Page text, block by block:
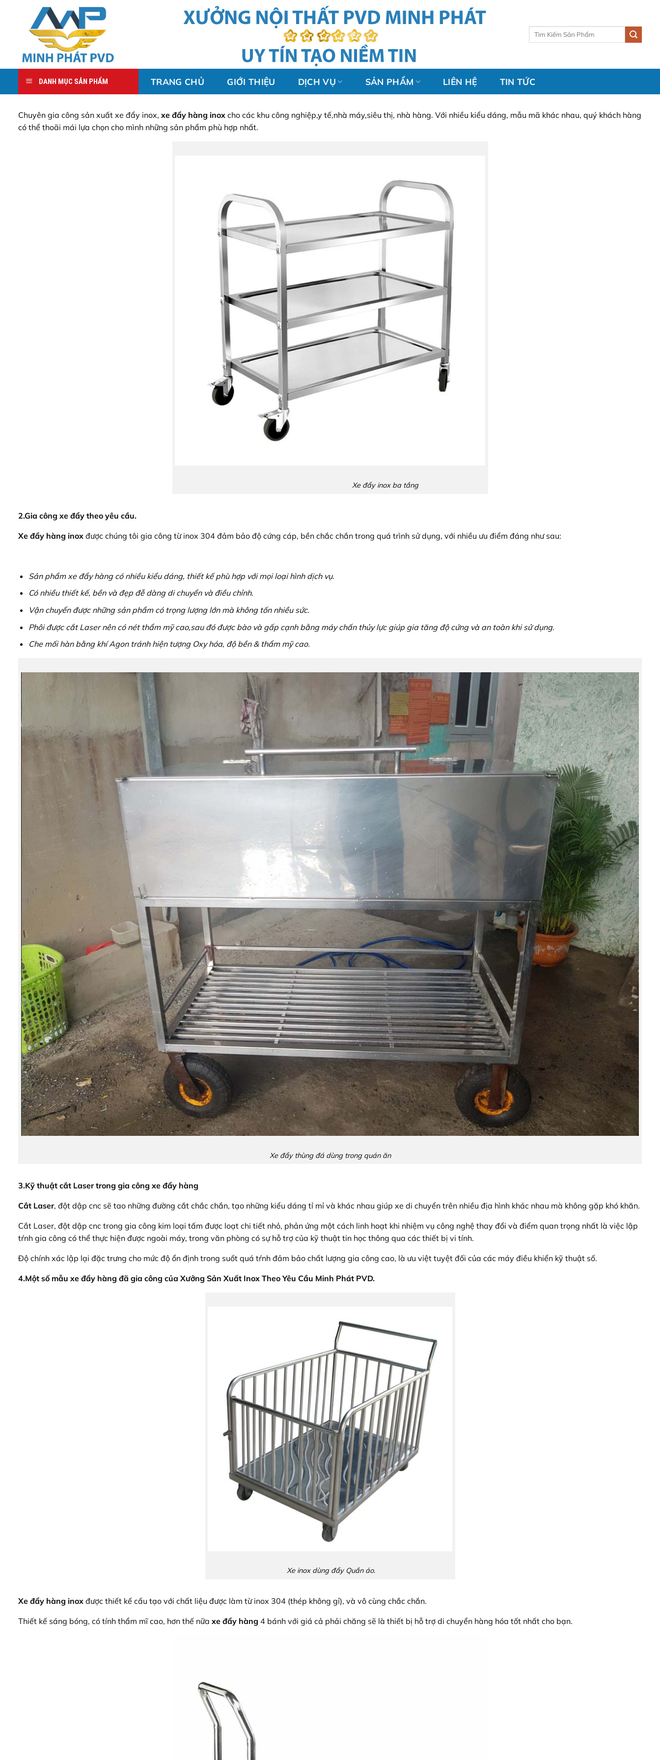
Tìm
DANH MỤC SẢN PHẨM TRANG CHỦ GIỚI THIỆU DỊCH VỤ SẢN PHẨM LIÊN HỆ TIN TỨC
Chuyên gia công sản xuất xe đẩy inox, xe đẩy hàng inox cho các khu công nghiệp,y tế,nhà máy,siêu thị, nhà hàng. Với nhiều kiểu dáng, mẫu mã khác nhau, quý khách hàng
có thể thoãi mái lựa chọn cho mình những sản phẩm phù hợp nhất.
Xe đẩy inox ba tầng
2.Gia công xe đẩy theo yêu cầu.
Xe đẩy hàng inox được chúng tôi gia công từ inox 304 đảm bảo độ cứng cáp, bền chắc chắn trong quá trình sử dụng, với nhiều ưu điểm đáng như sau:
Sản phẩm xe đẩy hàng có nhiều kiểu dáng, thiết kế phù hợp với mọi loại hình dịch vụ.
Có nhiều thiết kế, bền và đẹp đễ dàng di chuyển và điều chỉnh.
Vận chuyển được những sản phẩm có trọng lượng lớn mà không tốn nhiều sức.
Phôi được cắt Laser nên có nét thẩm mỹ cao,sau đó được bào và gấp cạnh bằng máy chấn thủy lực giúp gia tăng độ cứng và an toàn khi sử dụng.
Che mối hàn bằng khí Agon tránh hiện tượng Oxy hóa, độ bền & thẩm mỹ cao.
Xe đẩy thùng đá dùng trong quán ăn
3.Kỹ thuật cắt Laser trong gia công xe đẩy hàng
Cắt Laser, đột dập cnc sẽ tao những đường cắt chắc chắn, tạo những kiểu dáng tỉ mỉ và khác nhau giúp xe di chuyển trên nhiều địa hình khác nhau mà không gặp khó khăn.
Cắt Laser, đột dập cnc trong gia công kim loại tấm được loạt chi tiết nhỏ, phản ứng một cách linh hoạt khi nhiệm vụ công nghệ thay đổi và điểm quan trọng nhất là việc lập
tŕnh gia công có thể thực hiện được ngoài máy, trong văn phòng có sự hỗ trợ của kỹ thuật tin học thông qua các thiết bị vi tính.
Độ chính xác lập lại đặc trưng cho mức độ ổn định trong suốt quá tŕnh đảm bảo chất lượng gia công cao, là ưu việt tuyệt đối của các máy điều khiển kỹ thuật số.
4.Một số mẫu xe đẩy hàng đã gia công của Xưởng Sản Xuất Inox Theo Yêu Cầu Minh Phát PVD.
Xe inox dùng đẩy Quần áo.
Xe đẩy hàng inox được thiết kế cấu tạo với chất liệu được làm từ inox 304 (thép không gỉ), và vô cùng chắc chắn.
Thiết kế sáng bóng, có tính thẩm mĩ cao, hơn thế nữa xe đẩy hàng 4 bánh với giá cả phải chăng sẽ là thiết bị hỗ trợ di chuyển hàng hóa tốt nhất cho bạn.